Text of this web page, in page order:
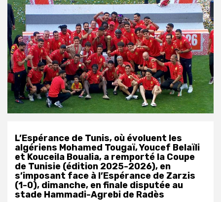
L’Espérance de Tunis, où évoluent les
algériens Mohamed Tougaï, Youcef Belaïli
et Kouceila Boualia, a remporté la Coupe
de Tunisie (édition 2025-2026), en
s’imposant face à l’Espérance de Zarzis
(1-0), dimanche, en finale disputée au
stade Hammadi-Agrebi de Radès